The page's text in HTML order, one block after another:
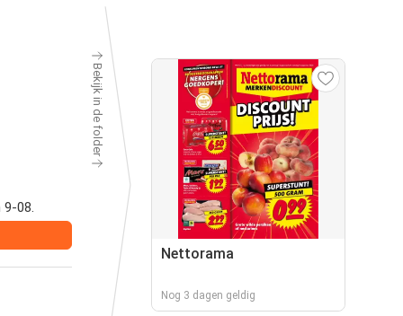
08.
Bekijk in de folder
Nettorama
Nog 3 dagen geldig